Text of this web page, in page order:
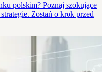
polskim? Poznaj szokujące
Zostań o krok przed